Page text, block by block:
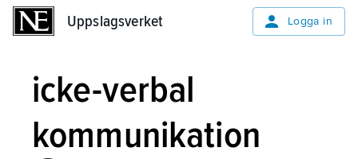
Uppslagsverket Logga in
icke-verbal
kommunikation